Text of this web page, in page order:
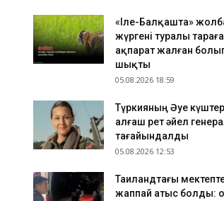
Астанадан Омбыға әуе рейстері уақытша
тоқтатылды
07.08.2026 17:41
​Танымал курорттағы қорық қызметкерін
«Іле-Балқашта»
жүргені туралы
ақпарат жалған
шықты
05.08.2026 18:59
Түркияның Әуе
алғаш рет әйел
тағайындалды
05.08.2026 12:53
Таиландтағы
жаппай атыс болды: